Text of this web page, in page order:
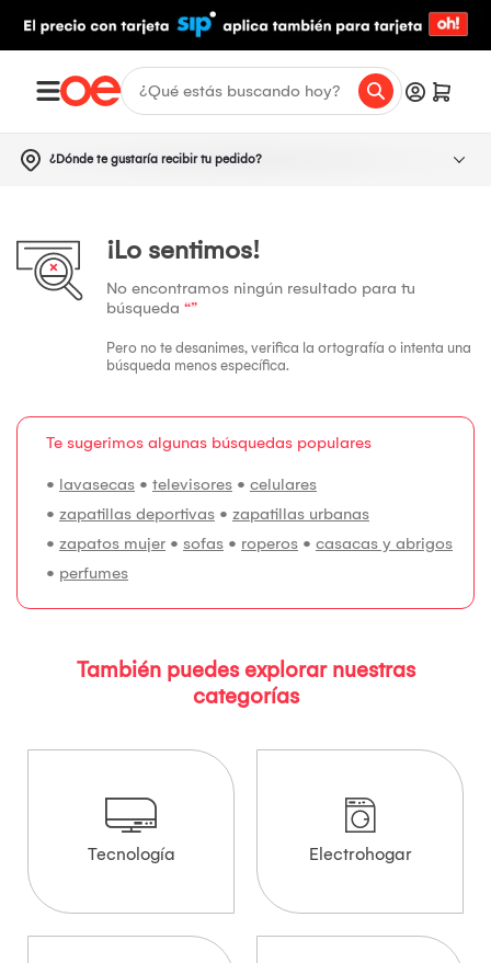
¿Dónde te gustaría recibir tu pedido?
¡Lo sentimos!
No encontramos ningún resultado para tu
búsqueda “”
Pero no te desanimes, verifica la ortografía o intenta una
búsqueda menos específica.
Te sugerimos algunas búsquedas populares
• lavasecas • televisores • celulares
• zapatillas deportivas • zapatillas urbanas
• zapatos mujer • sofas • roperos • casacas y abrigos
• perfumes
También puedes explorar nuestras
categorías
Tecnología Electrohogar